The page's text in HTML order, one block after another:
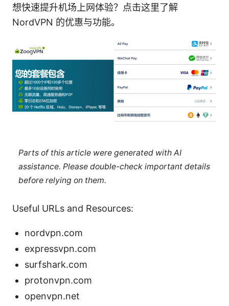
想快速提升机场上网体验？点击这里了解
NordVPN 的优惠与功能。
Parts of this article were generated with AI
assistance. Please double-check important details
before relying on them.
Useful URLs and Resources:
nordvpn.com
expressvpn.com
surfshark.com
protonvpn.com
openvpn.net